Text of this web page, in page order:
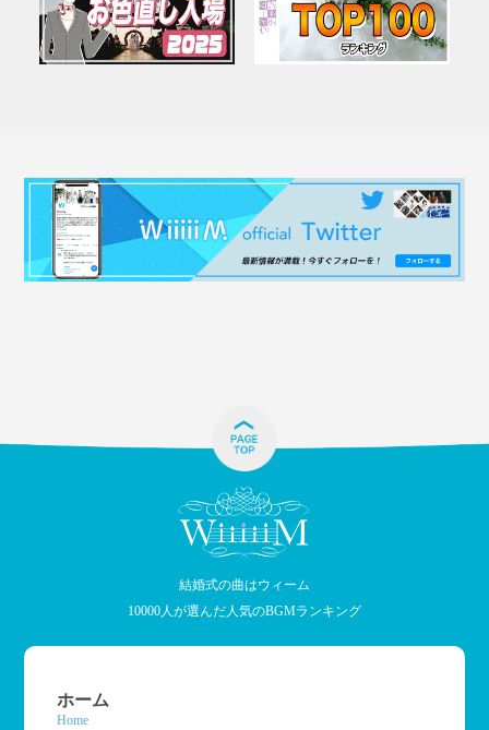
結婚式の曲はウィーム
10000人が選んだ人気のBGMランキング
ホーム
Home